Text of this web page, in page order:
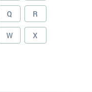
Q R
W X